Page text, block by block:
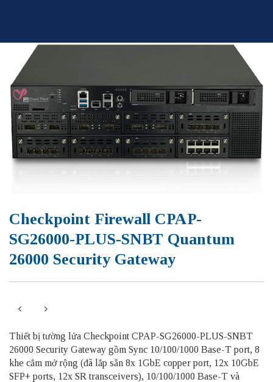
Checkpoint Firewall CPAP-
SG26000-PLUS-SNBT Quantum
26000 Security Gateway
Thiết bị tường lửa Checkpoint CPAP-SG26000-PLUS-SNBT
26000 Security Gateway gồm Sync 10/100/1000 Base-T port, 8
khe cắm mở rộng (đã lắp sẵn 8x 1GbE copper port, 12x 10GbE
SFP+ ports, 12x SR transceivers), 10/100/1000 Base-T và